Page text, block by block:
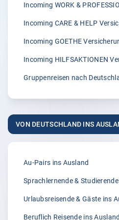
„Wir sind von der zügigen
International immer wieder
A.
der Klemmer International
Grund dafür liegt in der
sowie dem sehr guten
31.03.2026
Incoming WORK &
Incoming CARE & HELP
Incoming GOETHE
Incoming HILFSAKTIONEN
Gruppenreisen nach
VON DEUTSCHLAND INS
Au-Pairs ins Ausland
Sprachlernende &
Urlaubsreisende & Gäste ins
Beruflich Reisende ins Ausland